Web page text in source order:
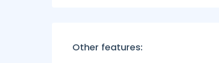
Other features: